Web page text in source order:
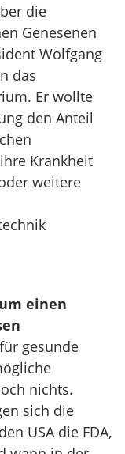
die
Genesenen
Wolfgang
das
Er wollte
den Anteil
Krankheit
weitere
einen
gesunde
nichts.
sich die
USA die FDA,